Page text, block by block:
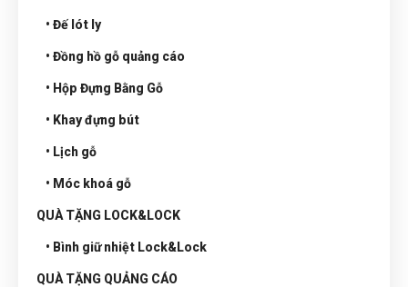
• Đế lót ly
• Đồng hồ gỗ quảng cáo
• Hộp Đựng Bằng Gỗ
• Khay đựng bút
• Lịch gỗ
• Móc khoá gỗ
QUÀ TẶNG LOCK&LOCK
• Bình giữ nhiệt Lock&Lock
QUÀ TẶNG QUẢNG CÁO